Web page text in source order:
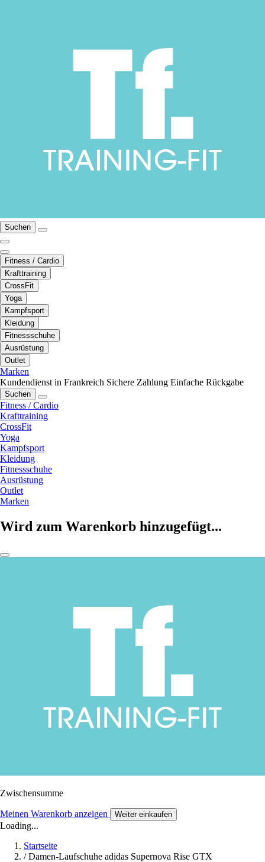
Suchen
Fitness / Cardio
Krafttraining
CrossFit
Yoga
Kampfsport
Kleidung
Fitnessschuhe
Ausrüstung
Outlet
Marken
Kundendienst in Frankreich Sichere Zahlung Einfache Rückgabe
Suchen
Fitness / Cardio
Krafttraining
CrossFit
Yoga
Kampfsport
Kleidung
Fitnessschuhe
Ausrüstung
Outlet
Marken
Wird zum Warenkorb hinzugefügt...
Zwischensumme
Meinen Warenkorb anzeigen Weiter einkaufen
Loading...
Startseite
/ Damen-Laufschuhe adidas Supernova Rise GTX